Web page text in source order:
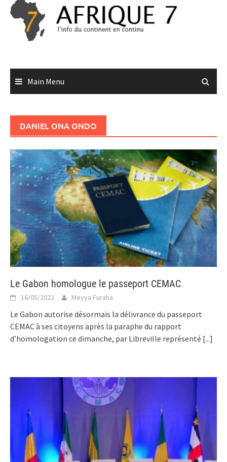
Skip
content
Main Menu
DANIEL ONA ONDO
Le Gabon homologue le passeport CEMAC
16/05/2022 Meyya Furaha
Le Gabon autorise désormais la délivrance du passeport
CEMAC à ses citoyens après la paraphe du rapport
d’homologation ce dimanche, par Libreville représenté [...]